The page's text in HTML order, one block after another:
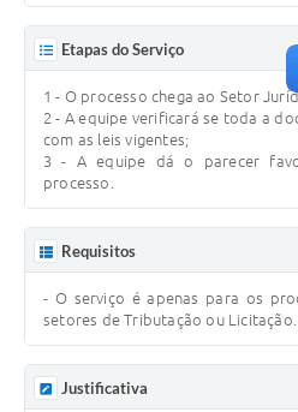
Etapas do Serviço
1 - O processo chega ao Setor
2 - A equipe verificará se toda a
com as leis vigentes;
3 - A equipe dá o parecer
processo.
Requisitos
- O serviço é apenas para os
setores de Tributação ou Licitação.
Justificativa